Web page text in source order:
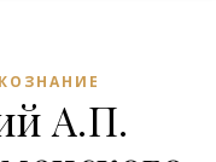
А.П.